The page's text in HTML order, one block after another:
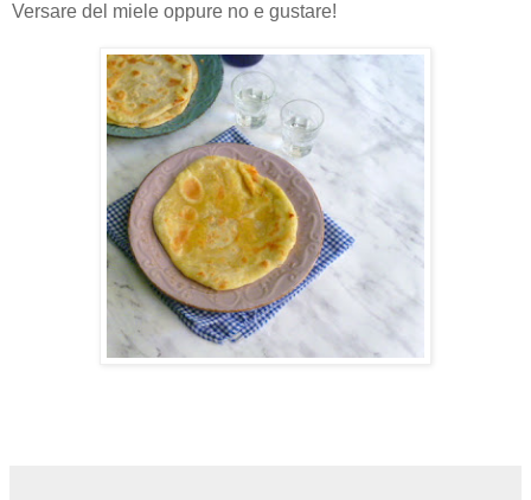
Versare del miele oppure no e gustare!